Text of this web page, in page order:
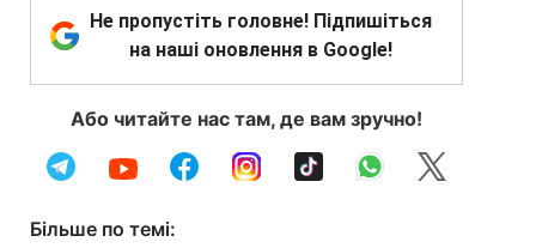
Не пропустіть головне! Підпишіться
на наші оновлення в Google!
Або читайте нас там, де вам зручно!
Більше по темі: